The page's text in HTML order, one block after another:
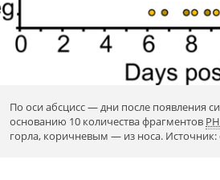
По оси абсцисс — дни после появления
основанию 10 количества фрагментов
горла, коричневым — из носа. Источник: